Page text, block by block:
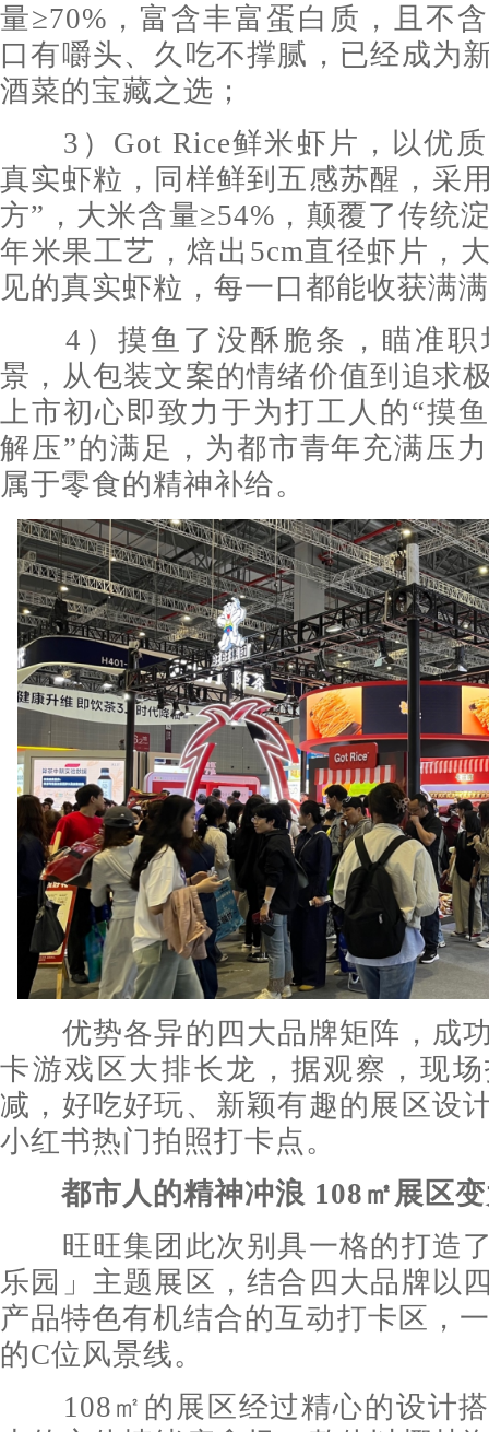
量≥70%，富含丰富蛋白质，且不
口有嚼头、久吃不撑腻，已经成为
酒菜的宝藏之选；
3）Got Rice鲜米虾片，以优质
真实虾粒，同样鲜到五感苏醒，采
方”，大米含量≥54%，颠覆了传统
年米果工艺，焙出5cm直径虾片，
见的真实虾粒，每一口都能收获满
4）摸鱼了没酥脆条，瞄准职
景，从包装文案的情绪价值到追求
上市初心即致力于为打工人的“摸
解压”的满足，为都市青年充满压
属于零食的精神补给。
优势各异的四大品牌矩阵，成
卡游戏区大排长龙，据观察，现
减，好吃好玩、新颖有趣的展区设
小红书热门拍照打卡点。
都市人的精神冲浪 108㎡ 展区
旺旺集团此次别具一格的打造
乐园」主题展区，结合四大品牌以
产品特色有机结合的互动打卡区，
的C位风景线。
108㎡的展区经过精心的设计搭